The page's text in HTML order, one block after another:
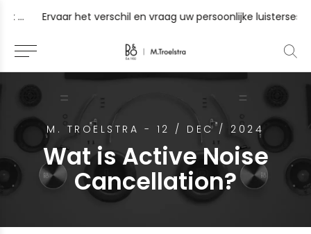
Ervaar het verschil en vraag uw persoonlijke luistersessie
M. TROELSTRA - 12 / DEC / 2024
Wat is Active Noise
Cancellation?